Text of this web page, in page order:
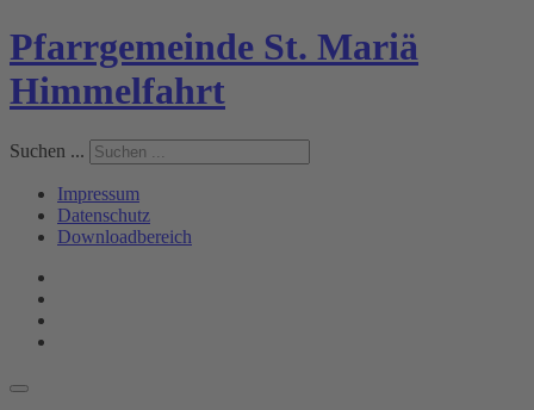
Pfarrgemeinde St. Mariä
Himmelfahrt
Suchen ...
Impressum
Datenschutz
Downloadbereich